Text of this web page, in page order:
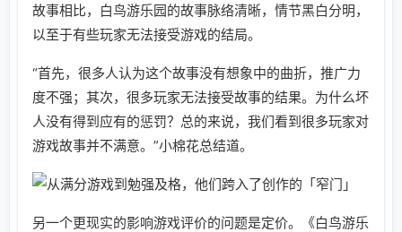
故事相比，白鸟游乐园的故事脉络清晰，情节黑白分明，
以至于有些玩家无法接受游戏的结局。
“首先，很多人认为这个故事没有想象中的曲折，推广力
度不强；其次，很多玩家无法接受故事的结果。为什么坏
人没有得到应有的惩罚？总的来说，我们看到很多玩家对
游戏故事并不满意。”小棉花总结道。
另一个更现实的影响游戏评价的问题是定价。《白鸟游乐